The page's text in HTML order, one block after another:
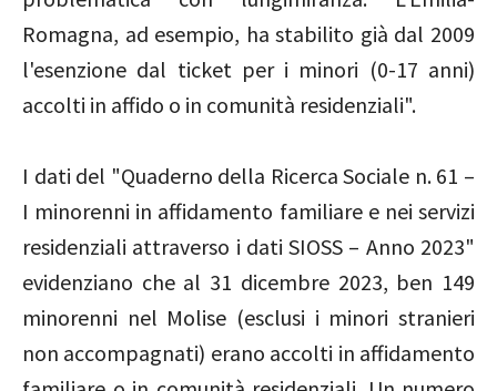
Romagna, ad esempio, ha stabilito già dal 2009
l'esenzione dal ticket per i minori (0-17 anni)
accolti in affido o in comunità residenziali".
I dati del "Quaderno della Ricerca Sociale n. 61 –
I minorenni in affidamento familiare e nei servizi
residenziali attraverso i dati SIOSS – Anno 2023"
evidenziano che al 31 dicembre 2023, ben 149
minorenni nel Molise (esclusi i minori stranieri
non accompagnati) erano accolti in affidamento